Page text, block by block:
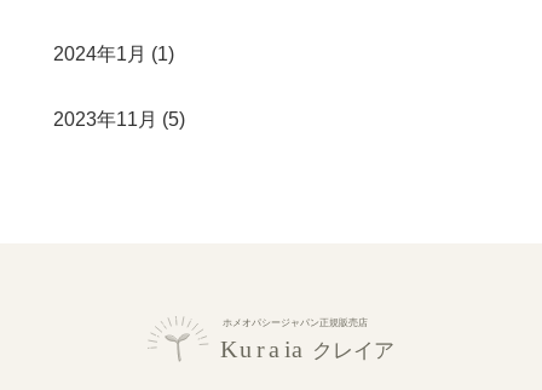
2024年1月 (1)
2023年11月 (5)